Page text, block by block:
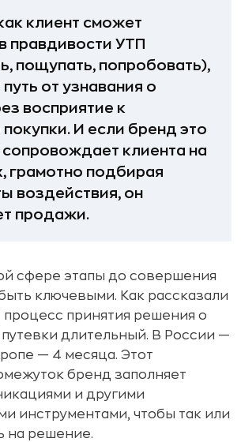
клиент сможет
правдивости УТП
пощупать, попробовать),
от узнавания о
восприятие к
И если бренд это
сопровождает клиента на
грамотно подбирая
воздействия, он
продажи.
сфере этапы до совершения
ключевыми. Как рассказали
процесс принятия решения о
длительный. В России —
— 4 месяца. Этот
бренд заполняет
и другими
инструментами, чтобы так или
на решение.